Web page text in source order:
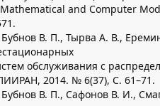
and Computer
В. П., Тырва А. В.,
обслуживания с
2014. № 6(37), С. 61–71.
В. П., Сафонов В. И.,